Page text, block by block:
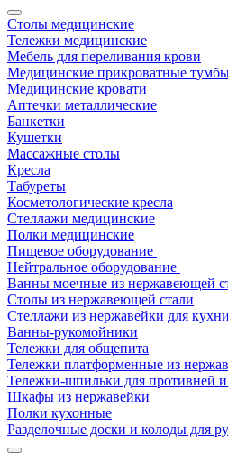
Столы медицинские
Тележки медицинские
Мебель для переливания крови
Медицинские прикроватные
Медицинские кровати
Аптечки металлические
Банкетки
Кушетки
Массажные столы
Кресла
Табуреты
Косметологические кресла
Стеллажи медицинские
Полки медицинские
Пищевое оборудование
Нейтральное оборудование
Ванны моечные из нержавеющей
Столы из нержавеющей стали
Стеллажи из нержавейки для кухни
Ванны-рукомойники
Тележки для общепита
Тележки платформенные из
Тележки-шпильки для противней и
Шкафы из нержавейки
Полки кухонные
Разделочные доски и колоды для